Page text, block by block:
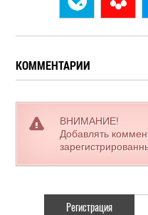
КОММЕНТАРИИ
ВНИМАНИЕ!
Добавлять
Регистрация